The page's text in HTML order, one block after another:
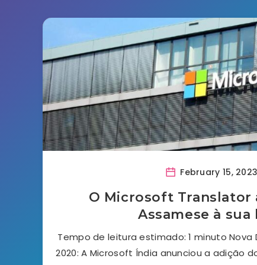
February 15, 2023
O Microsoft Translator
Assamese à sua
Tempo de leitura estimado: 1 minuto Nova
2020: A Microsoft Índia anunciou a adição